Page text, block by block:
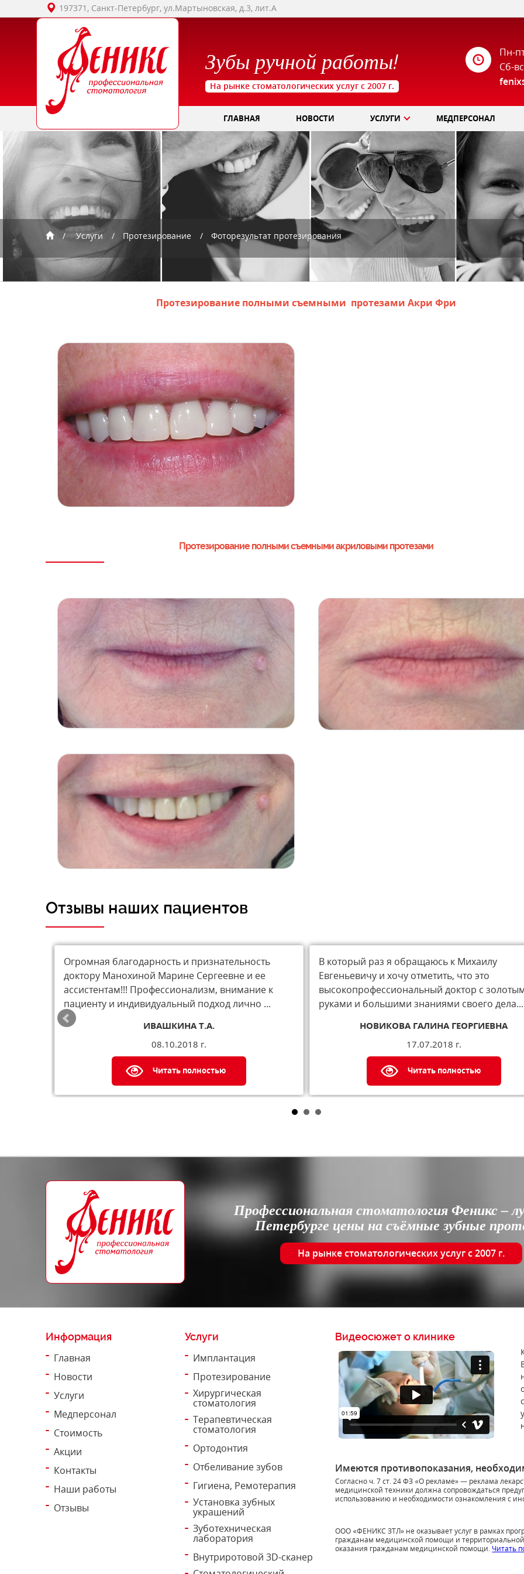
197371, Санкт-Петербург, ул.Мартыновская, д.3, лит.А
Зубы ручной работы!
На рынке стоматологических услуг с 2007 г.
Пн-
Сб-
ГЛАВНАЯ НОВОСТИ УСЛУГИ МЕДПЕРСОНАЛ
Услуги Протезирование Фоторезультат протезирования
Протезирование полными съемными протезами Акри Фри
Протезирование полными съемными акриловыми протезами
Отзывы наших пациентов
Огромная благодарность и признательность
доктору Манохиной Марине Сергеевне и ее
ассистентам!!! Профессионализм, внимание к
пациенту и индивидуальный подход лично ...
ИВАШКИНА Т.А.
08.10.2018 г.
Читать полностью
В который раз я обращаюсь к Михаилу
Евгеньевичу и хочу отметить, что это
высокопрофессиональный доктор с
руками и большими знаниями своего дела...
НОВИКОВА ГАЛИНА ГЕОРГИЕВНА
17.07.2018 г.
Читать полностью
Профессиональная стоматология Феникс –
Петербурге цены на съёмные зубные
На рынке стоматологических услуг с 2007 г.
Информация
Главная
Новости
Услуги
Медперсонал
Стоимость
Акции
Контакты
Наши работы
Отзывы
Услуги
Имплантация
Протезирование
Хирургическая
стоматология
Терапевтическая
стоматология
Ортодонтия
Отбеливание зубов
Гигиена, Ремотерапия
Установка зубных
украшений
Зуботехническая
лаборатория
Внутриротовой 3D-сканер
Видеосюжет о клинике
Имеются противопоказания,
Согласно ч. 7 ст. 24 ФЗ «О рекламе» — реклама
медицинской техники должна сопровождаться
использованию и необходимости ознакомления с
ООО «ФЕНИКС ЗТЛ» не оказывает услуг в рамках
гражданам медицинской помощи и
оказания гражданам медицинской помощи. Читать